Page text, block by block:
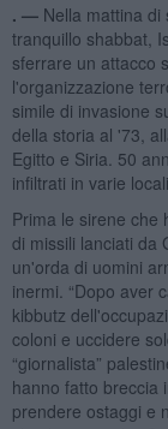
. — Nella mattina
tranquillo shabbat,
sferrare un attacco
l'organizzazione
simile di invasione
della storia al '73,
Egitto e Siria. 50
infiltrati in varie
Prima le sirene che
di missili lanciati da
un'orda di uomini
inermi. “Dopo aver
kibbutz
coloni e uccidere
“giornalista”
hanno fatto breccia
prendere ostaggi e